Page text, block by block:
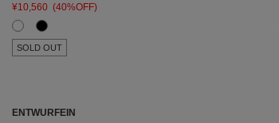
在庫
¥10,560 (40%OFF)
SOLD OUT
ENTWURFEIN